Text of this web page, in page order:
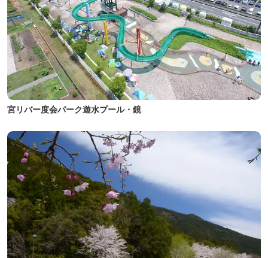
宮リバー度会パーク遊水プール・鏡